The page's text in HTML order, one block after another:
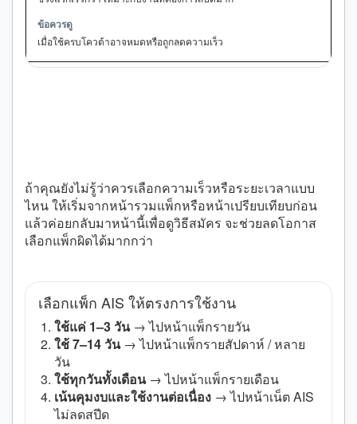
เมื่อใช้ครบโควต้าอาจหมดหรือถูกลดความเร็ว
ถ้าคุณยังไม่รู้ว่าควรเลือกความเร็วหรือระยะเวลาแบบ
ไหน ให้เริ่มจากหน้ารวมแพ็กหรือหน้าเปรียบเทียบก่อน
แล้วค่อยกลับมาหน้านี้เพื่อดูวิธีสมัคร จะช่วยลดโอกาส
เลือกแพ็กผิดได้มากกว่า
เลือกแพ็ก AIS ให้ตรงการใช้งาน
ใช้แค่ 1–3 วัน→ ไปหน้าแพ็กรายวัน
ใช้ 7–14 วัน→ ไปหน้าแพ็กรายสัปดาห์ / หลาย
วัน
ใช้ทุกวันทั้งเดือน→ ไปหน้าแพ็กรายเดือน
เน้นคุมงบและใช้งานต่อเนื่อง → ไปหน้าเน็ต AIS
ไม่ลดสปีด